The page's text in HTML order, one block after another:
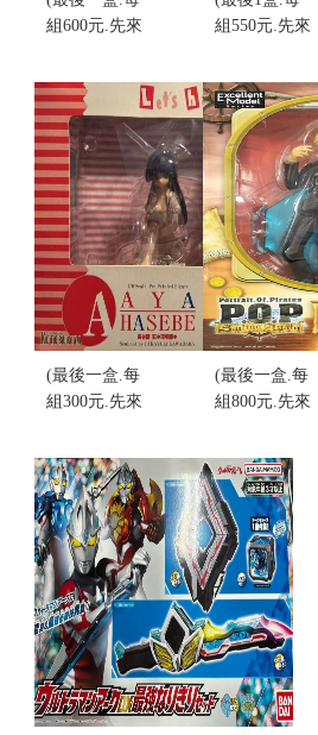
組600元.先來
問)Medicom
Tron Kubrick
Light Cycle
套裝 D (盒
損) (不挑盒
況)
售價:0
組550元.先來
版
PROPLICA
七龍珠 龍珠
雷達 再版(不
挑盒況)
售價:0
(最後一盒.每
組300元.先來
HASEBE 高
綾川音 1/8
比例 完成品
(不挑盒況)
售價:0
(最後一盒.每
組800元.先來
版 海賊王 香
吉士 SANJI
POP 可動完
成品(不挑盒
況)
售價:0